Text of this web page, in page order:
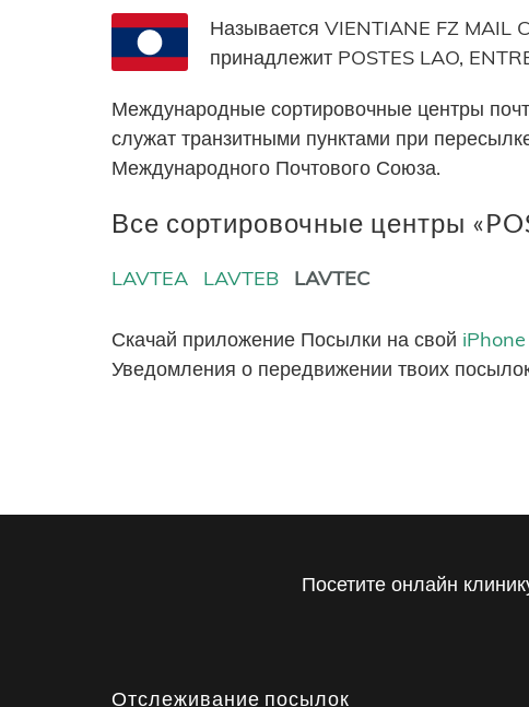
Называется VIENTIANE FZ MAIL
принадлежит POSTES LAO,
Международные сортировочные центры
служат транзитными пунктами при
Международного Почтового Союза.
Все сортировочные центры
LAVTEA LAVTEB LAVTEC
Скачай приложение Посылки на свой iPhone
Уведомления о передвижении твоих
Посетите онлайн
Отслеживание посылок